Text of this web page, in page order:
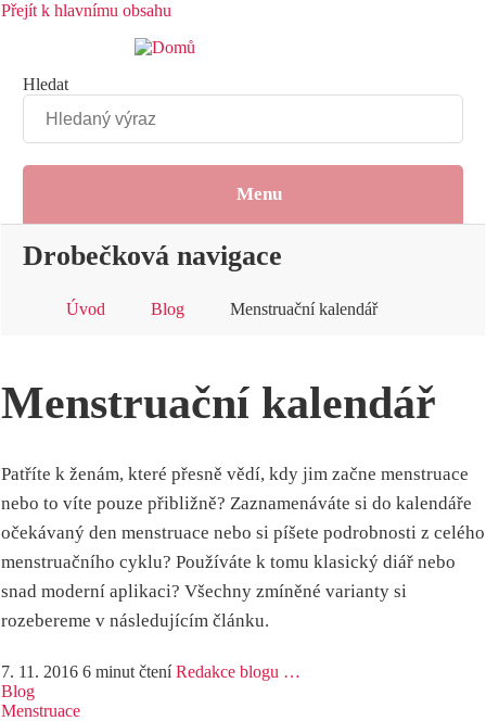
Přejít k hlavnímu obsahu
Hledat
Menu
Drobečková navigace
Úvod Blog Menstruační kalendář
Menstruační kalendář
Patříte k ženám, které přesně vědí, kdy jim začne menstruace
nebo to víte pouze přibližně? Zaznamenáváte si do kalendáře
očekávaný den menstruace nebo si píšete podrobnosti z celého
menstruačního cyklu? Používáte k tomu klasický diář nebo
snad moderní aplikaci? Všechny zmíněné varianty si
rozebereme v následujícím článku.
7. 11. 2016 6 minut čtení Redakce blogu …
Blog
Menstruace